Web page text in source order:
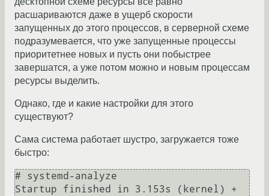
расшариваются даже в ущерб скорости
запущенных до этого процессов, в серверной схеме
подразумевается, что уже запущенные процессы
приоритетнее новых и пусть они побыстрее
завершатся, а уже потом можно и новым процессам
ресурсы выделить.
Однако, где и какие настройки для этого
существуют?
Сама система работает шустро, загружается тоже
быстро:
# systemd-analyze
Startup finished in 3.153s (kernel) +